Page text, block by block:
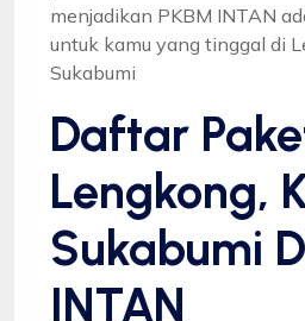
menjadikan PKBM INTAN
untuk kamu yang tinggal di
Sukabumi
Daftar
Lengkong,
Sukabumi
INTAN